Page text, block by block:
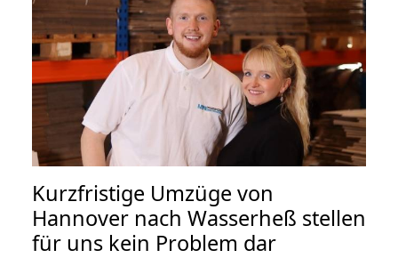
Kurzfristige Umzüge von
Hannover nach Wasserheß stellen
für uns kein Problem dar